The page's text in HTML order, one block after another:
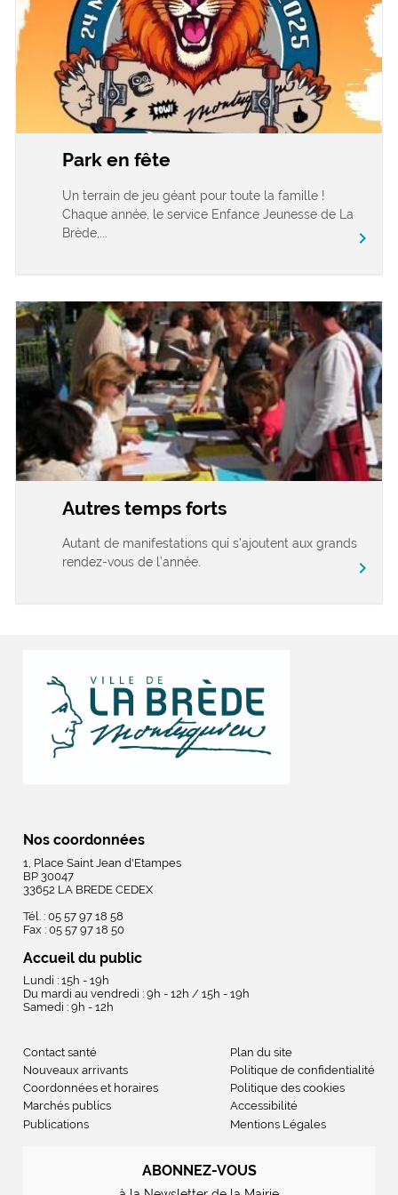
Park en fête
Un terrain de jeu géant pour toute la famille !
Chaque année, le service Enfance Jeunesse de La
Brède,...
chevron_right
Autres temps forts
Autant de manifestations qui s’ajoutent aux grands
rendez-vous de l’année.
chevron_right
Nos coordonnées
1, Place Saint Jean d'Etampes
BP 30047
33652 LA BREDE CEDEX
Tél. : 05 57 97 18 58
Fax : 05 57 97 18 50
Accueil du public
Lundi : 15h - 19h
Du mardi au vendredi : 9h - 12h / 15h - 19h
Samedi : 9h - 12h
Contact santé
Nouveaux arrivants
Coordonnées et horaires
Marchés publics
Publications
Plan du site
Politique de confidentialité
Politique des cookies
Accessibilité
Mentions Légales
ABONNEZ-VOUS